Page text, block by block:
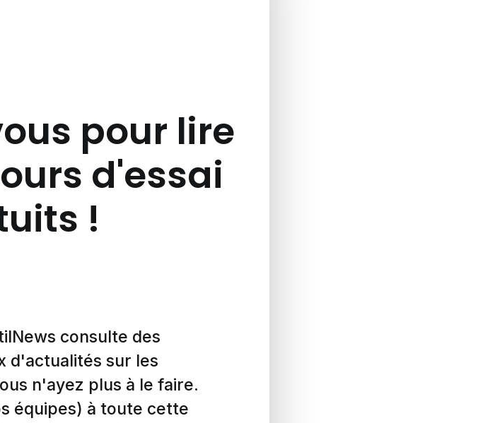
pour lire
d'essai
!
consulte des
d'actualités sur les
n'ayez plus à le faire.
équipes) à toute cette